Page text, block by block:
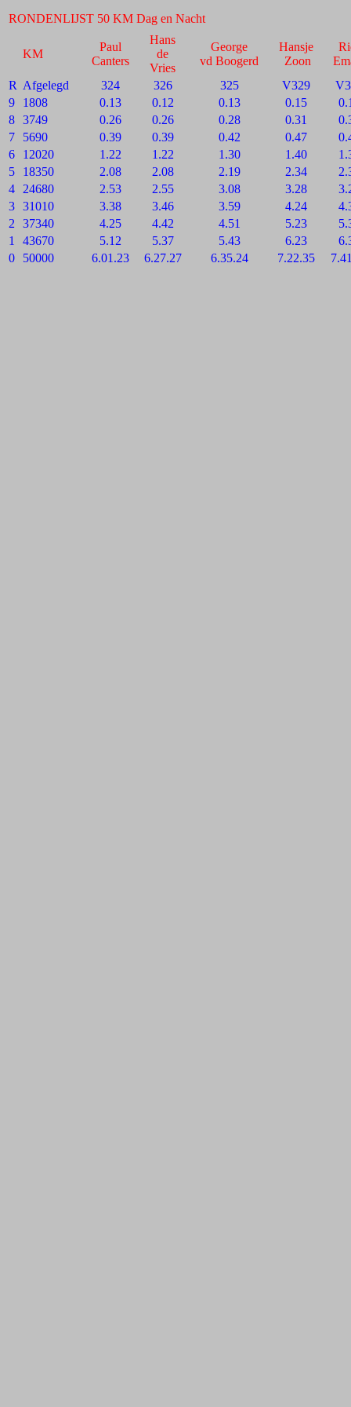
RONDENLIJST 50 KM Dag en Nacht
KM
Paul
Canters
Hans
de
Vries
George
vd Boogerd
Hansje
Zoon
R Afgelegd 324 326 325 V329
9
1808 0.13 0.12 0.13 0.15
8 3749 0.26 0.26 0.28 0.31
7
5690 0.39 0.39 0.42 0.47
6
12020 1.22 1.22 1.30 1.40
5
18350 2.08 2.08 2.19 2.34
4
24680 2.53 2.55 3.08 3.28
3 31010 3.38 3.46 3.59 4.24
2
37340 4.25 4.42 4.51 5.23
1
43670 5.12 5.37 5.43 6.23
0
50000 6.01.23 6.27.27 6.35.24 7.22.35